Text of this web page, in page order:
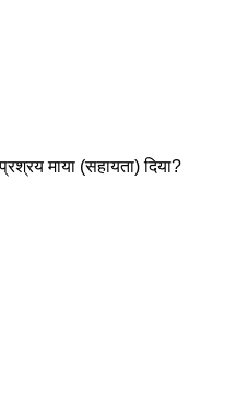
माया (सहायता) दिया?